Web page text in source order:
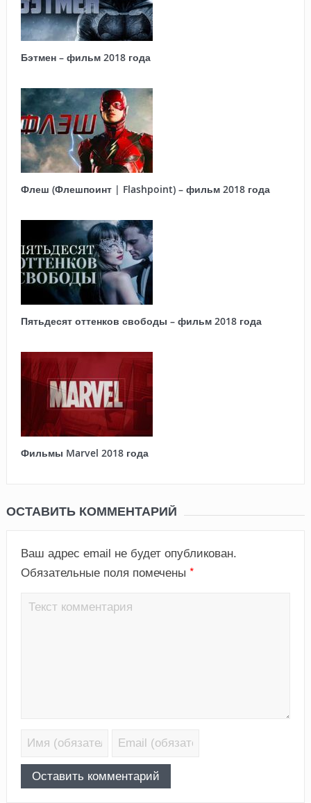
Бэтмен – фильм 2018 года
Флеш (Флешпоинт | Flashpoint) – фильм 2018 года
Пятьдесят оттенков свободы – фильм 2018 года
Фильмы Marvel 2018 года
ОСТАВИТЬ КОММЕНТАРИЙ
Ваш адрес email не будет опубликован.
Обязательные поля помечены *